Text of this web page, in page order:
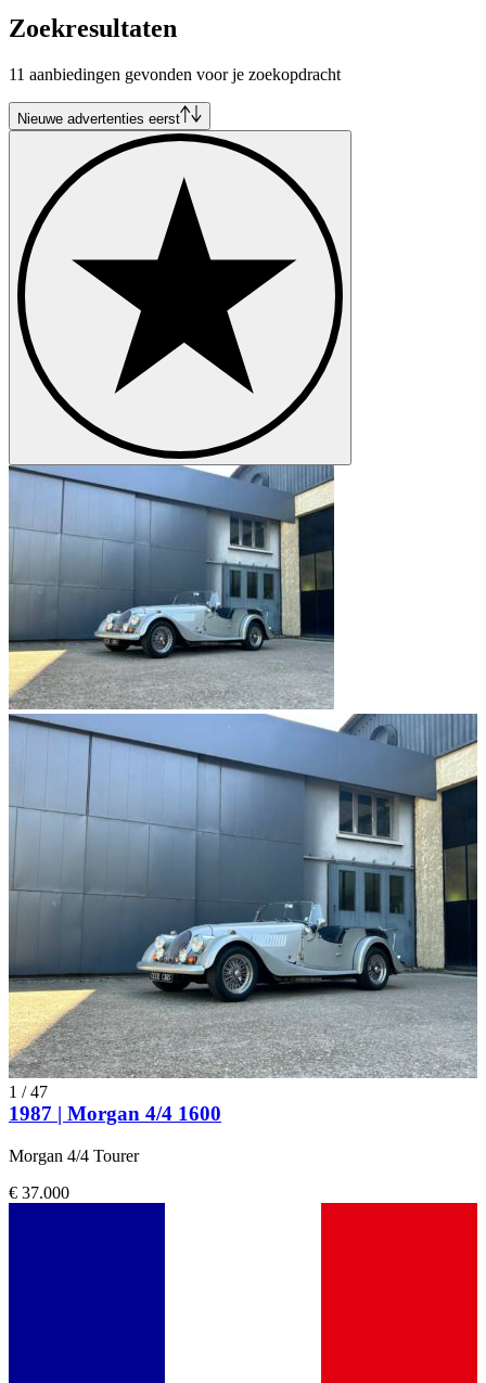
Zoekresultaten
11 aanbiedingen gevonden voor je zoekopdracht
Nieuwe advertenties eerst
1 /47
1987 | Morgan 4/4 1600
Morgan 4/4 Tourer
€ 37.000